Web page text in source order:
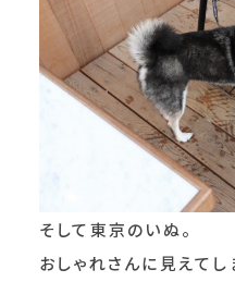
そして東京のいぬ。
おしゃれさんに見えて